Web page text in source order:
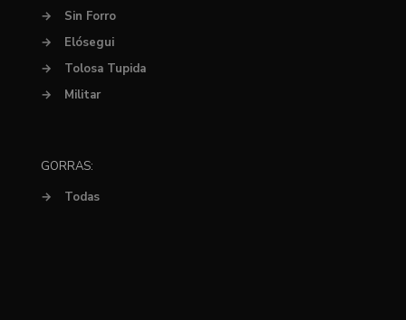
→
Sin Forro
→
Elósegui
→
Tolosa Tupida
→
Militar
GORRAS:
→
Todas